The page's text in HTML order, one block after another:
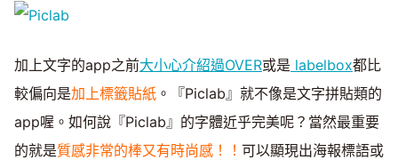
加上文字的app之前大小心介紹過OVER或是 labelbox都比
較偏向是加上標籤貼紙 。『Piclab』就不像是文字拼貼類的
app喔。如何說『Piclab』的字體近乎完美呢？當然最重要
的就是質感非常的棒又有時尚感！！ 可以顯現出海報標語或